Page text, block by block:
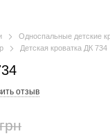
Односпальные детские
Детская кроватка ДК 734
отзыв